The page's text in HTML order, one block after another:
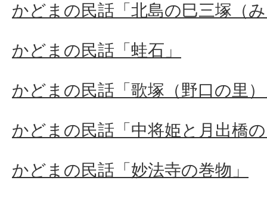
かどまの民話「北島の巳三塚（
かどまの民話「蛙石」
かどまの民話「歌塚（野口の里
かどまの民話「中将姫と月出橋
かどまの民話「妙法寺の巻物」